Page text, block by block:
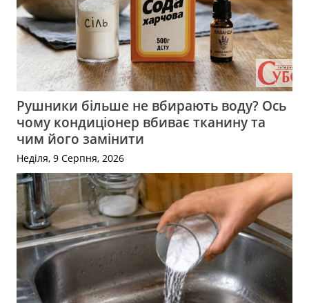
Рушники більше не вбирають воду? Ось
чому кондиціонер вбиває тканину та
чим його замінити
Неділя, 9 Серпня, 2026